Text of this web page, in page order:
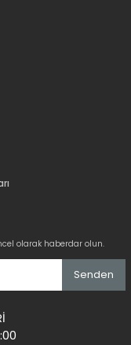
olarak haberdar olun.
Senden